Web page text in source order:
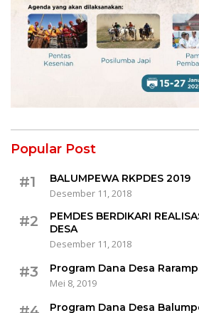
Popular Post
#1
BALUMPEWA RKPDES 2019
Desember 11, 2018
#2
PEMDES BERDIKARI
DESA
Desember 11, 2018
#3
Program Dana Desa
Mei 8, 2019
Program Dana Desa